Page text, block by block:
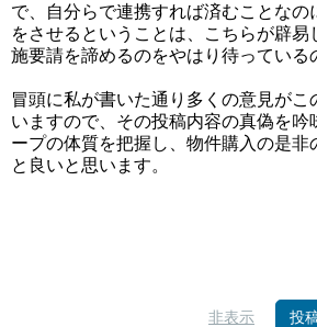
で、自分らで連携すれば済むことなの
をさせるということは、こちらが辟易
施要請を諦めるのをやはり待っている
冒頭に私が書いた通り多くの意見がこ
いますので、その投稿内容の真偽を吟
ープの体質を把握し、物件購入の是非
と良いと思います。
非表示 投